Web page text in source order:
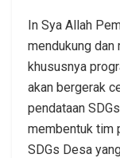
In Sya Allah
mendukung
khususnya
akan bergerak
pendataan
membentuk tim
SDGs Desa